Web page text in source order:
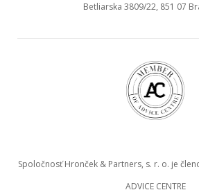
Betliarska 3809/22, 851 07
Spoločnosť Hronček & Partners, s. r. o. je
ADVICE CENTRE